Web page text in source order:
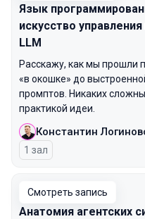
Язык
искусство
LLM
Расскажу, как мы прошли
«в окошке» до
промптов. Никаких
практикой идеи.
Константин
1 зал
Смотреть запись
Анатомия агентских